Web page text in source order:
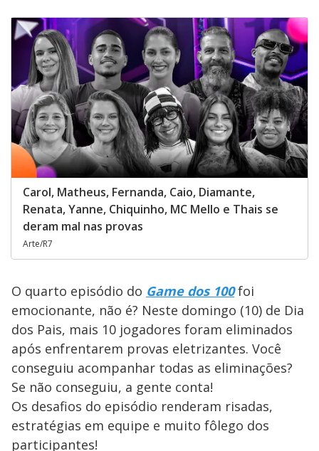
Carol, Matheus, Fernanda, Caio, Diamante,
Renata, Yanne, Chiquinho, MC Mello e Thais se
deram mal nas provas
Arte/R7
O quarto episódio do Game dos 100foi
emocionante, não é? Neste domingo (10) de Dia
dos Pais, mais 10 jogadores foram eliminados
após enfrentarem provas eletrizantes. Você
conseguiu acompanhar todas as eliminações?
Se não conseguiu, a gente conta!
Os desafios do episódio renderam risadas,
estratégias em equipe e muito fôlego dos
participantes!